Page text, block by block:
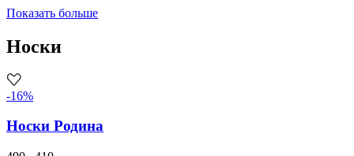
Показать больше
Носки
-16%
Носки Родина